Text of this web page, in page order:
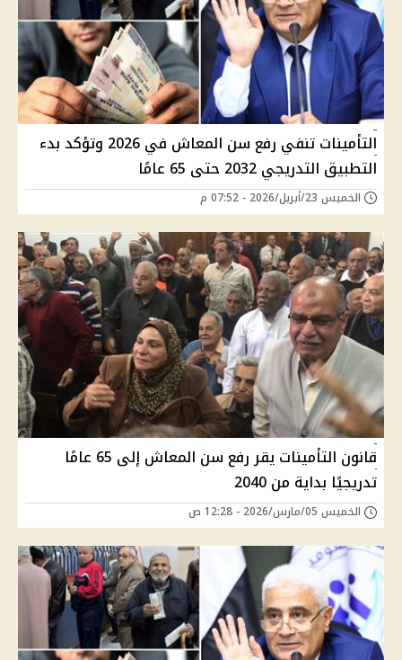
التأمينات تنفي رفع سن المعاش في 2026 وتؤكد بدء
التطبيق التدريجي 2032 حتى 65 عامًا
الخميس 23/أبريل/2026 - 07:52 م
قانون التأمينات يقر رفع سن المعاش إلى 65 عامًا
تدريجيًا بداية من 2040
الخميس 05/مارس/2026 - 12:28 ص